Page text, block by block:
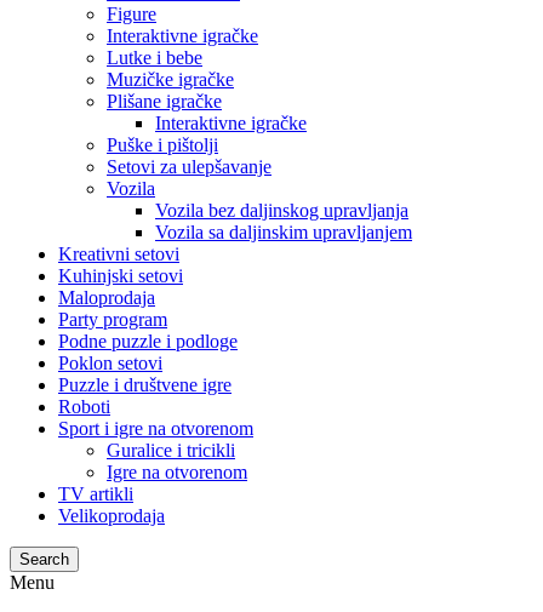
Figure
Interaktivne igračke
Lutke i bebe
Muzičke igračke
Plišane igračke
Interaktivne igračke
Puške i pištolji
Setovi za ulepšavanje
Vozila
Vozila bez daljinskog upravljanja
Vozila sa daljinskim upravljanjem
Kreativni setovi
Kuhinjski setovi
Maloprodaja
Party program
Podne puzzle i podloge
Poklon setovi
Puzzle i društvene igre
Roboti
Sport i igre na otvorenom
Guralice i tricikli
Igre na otvorenom
TV artikli
Velikoprodaja
Search
Menu